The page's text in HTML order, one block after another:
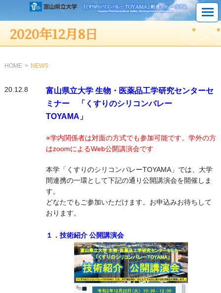
2020年12月8日
HOME NEWS
20.12.8
富山県立大学 生物・医薬品工学研究センターセ
ミナー 「くすりのシリコンバレー
TOYAMA」
※学内関係者は対面の方式でも参加可能です。学外の方
はzoomによるWeb公開講演会です
本学「くすりのシリコンバレーTOYAMA」 では、大学
間連携の一環として下記の通り公開講演会を開催しま
す。
どなたでもご参加いただけます。お申込みお待ちして
おります。
１．技術紹介 公開講演会